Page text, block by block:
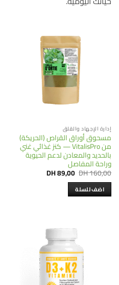
إدارة الإجهاد والقلق
مسحوق أوراق القراص (الحريكة)
من VitalisPro — كنز غذائي غني
بالحديد والمعادن لدعم الحيوية
وراحة المفاصل
DH160,00
Original
price
was:
DH 160,00.
DH89,00
Current
price
اضف للسلة